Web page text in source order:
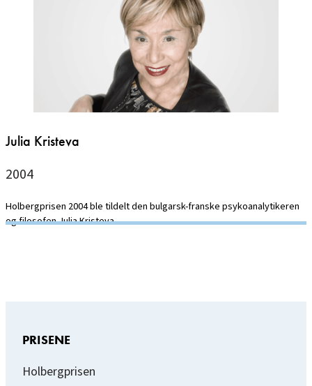
Julia Kristeva
2004
Holbergprisen 2004 ble tildelt den bulgarsk-franske psykoanalytikeren
og filosofen Julia Kristeva.
PRISENE
Holbergprisen